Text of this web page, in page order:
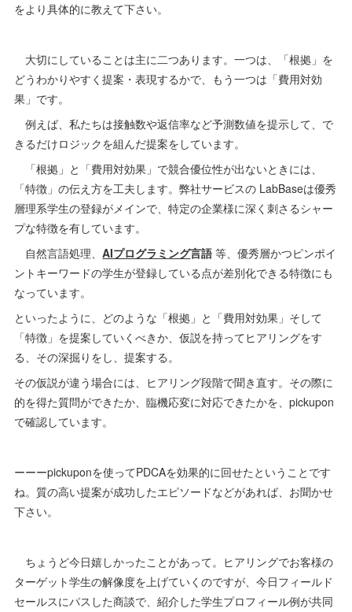
をより具体的に教えて下さい。
大切にしていることは主に二つあります。一つは、「根拠」を
どうわかりやすく提案・表現するかで、もう一つは「費用対効
果」です。
例えば、私たちは接触数や返信率など予測数値を提示して、で
きるだけロジックを組んだ提案をしています。
「根拠」と「費用対効果」で競合優位性が出ないときには、
「特徴」の伝え方を工夫します。弊社サービスの LabBaseは優秀
層理系学生の登録がメインで、特定の企業様に深く刺さるシャー
プな特徴を有しています。
自然言語処理、AIプログラミング言語 等、優秀層かつピンポイ
ントキーワードの学生が登録している点が差別化できる特徴にも
なっています。
といったように、どのような「根拠」と「費用対効果」そして
「特徴」を提案していくべきか、仮説を持ってヒアリングをす
る、その深掘りをし、提案する。
その仮説が違う場合には、ヒアリング段階で聞き直す。その際に
的を得た質問ができたか、臨機応変に対応できたかを、pickupon
で確認しています。
ーーーpickuponを使ってPDCAを効果的に回せたということです
ね。質の高い提案が成功したエピソードなどがあれば、お聞かせ
下さい。
ちょうど今日嬉しかったことがあって。ヒアリングでお客様の
ターゲット学生の解像度を上げていくのですが、今日フィールド
セールスにパスした商談で、紹介した学生プロフィール例が共同